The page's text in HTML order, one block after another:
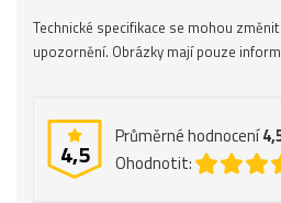
Technické specifikace se mohou
upozornění. Obrázky mají pouze
4,5
Průměrné hodnocení
Ohodnotit: